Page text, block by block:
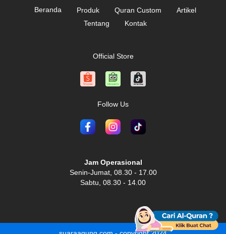
Beranda Produk Quran Custom
Artikel
Tentang
Kontak
Official Store
Follow Us
Jam Operasional
Senin-Jumat, 08.30 - 17.00
Sabtu, 08.30 - 14.00